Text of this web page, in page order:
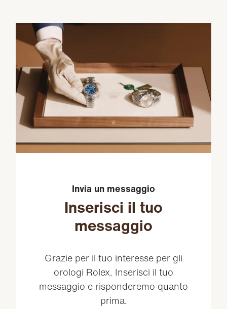
Invia un messaggio
Inserisci il tuo
messaggio
Grazie per il tuo interesse per gli
orologi Rolex. Inserisci il tuo
messaggio e risponderemo quanto
prima.